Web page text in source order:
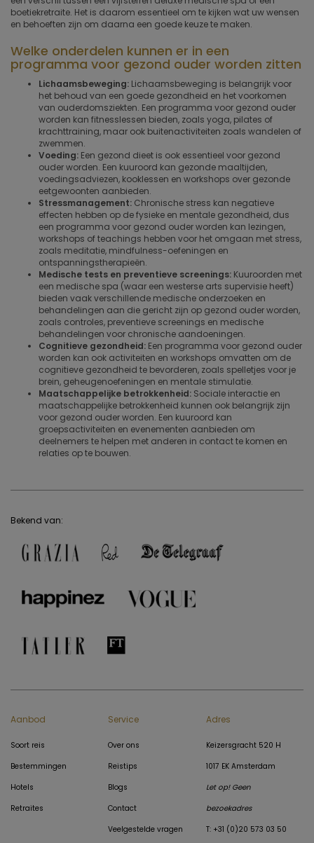
boetiekretraite. Het is daarom essentieel om te kijken wat uw wensen
en behoeften zijn om daarna een goede keuze te maken.
Welke onderdelen kunnen er in een
programma voor gezond ouder worden zitten
Lichaamsbeweging: Lichaamsbeweging is belangrijk voor
het behoud van een goede gezondheid en het voorkomen
van ouderdomsziekten. Een programma voor gezond ouder
worden kan fitnesslessen bieden, zoals yoga, pilates of
krachttraining, maar ook buitenactiviteiten zoals wandelen of
zwemmen.
Voeding: Een gezond dieet is ook essentieel voor gezond
ouder worden. Een kuuroord kan gezonde maaltijden,
voedingsadviezen, kooklessen en workshops over gezonde
eetgewoonten aanbieden.
Stressmanagement: Chronische stress kan negatieve
effecten hebben op de fysieke en mentale gezondheid, dus
een programma voor gezond ouder worden kan lezingen,
workshops of teachings hebben voor het omgaan met stress,
zoals meditatie, mindfulness-oefeningen en
ontspanningstherapieën.
Medische tests en preventieve screenings: Kuuroorden met
een medische spa (waar een westerse arts supervisie heeft)
bieden vaak verschillende medische onderzoeken en
behandelingen aan die gericht zijn op gezond ouder worden,
zoals controles, preventieve screenings en medische
behandelingen voor chronische aandoeningen.
Cognitieve gezondheid: Een programma voor gezond ouder
worden kan ook activiteiten en workshops omvatten om de
cognitieve gezondheid te bevorderen, zoals spelletjes voor je
brein, geheugenoefeningen en mentale stimulatie.
Maatschappelijke betrokkenheid: Sociale interactie en
maatschappelijke betrokkenheid kunnen ook belangrijk zijn
voor gezond ouder worden. Een kuuroord kan
groepsactiviteiten en evenementen aanbieden om
deelnemers te helpen met anderen in contact te komen en
relaties op te bouwen.
Bekend van:
Aanbod
Soort reis
Bestemmingen
Hotels
Retraites
Service
Over ons
Reistips
Blogs
Contact
Veelgestelde vragen
Adres
Keizersgracht 520 H
1017 EK Amsterdam
Let op! Geen
bezoekadres
T: +31 (0)20 573 03 50